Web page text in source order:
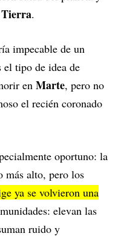
Tierra.
impecable de un
tipo de idea de
en Marte, pero no
el recién coronado
oportuno: la
más alto, pero los
ya se volvieron una
elevan las
ruido y